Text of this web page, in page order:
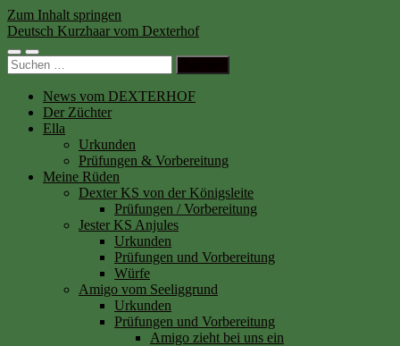
Zum Inhalt springen
Deutsch Kurzhaar vom Dexterhof
Mobile-
Menü
Suchfeld
ein-/ausblenden
Suchen
nach:
News vom DEXTERHOF
Der Züchter
Ella
Urkunden
Prüfungen & Vorbereitung
Meine Rüden
Dexter KS von der Königsleite
Prüfungen / Vorbereitung
Jester KS Anjules
Urkunden
Prüfungen und Vorbereitung
Würfe
Amigo vom Seeliggrund
Urkunden
Prüfungen und Vorbereitung
Amigo zieht bei uns ein